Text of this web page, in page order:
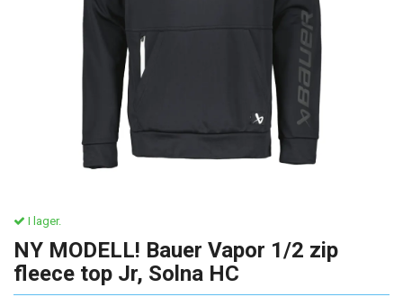
I lager.
NY MODELL! Bauer Vapor 1/2 zip
fleece top Jr, Solna HC